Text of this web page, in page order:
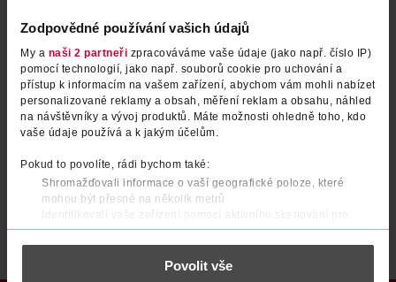
Zodpovědné používání vašich údajů
My a naši 2 partneři zpracováváme vaše údaje (jako např. číslo IP)
pomocí technologií, jako např. souborů cookie pro uchování a
přístup k informacím na vašem zařízení, abychom vám mohli nabízet
personalizované reklamy a obsah, měření reklam a obsahu, náhled
na návštěvníky a vývoj produktů. Máte možnosti ohledně toho, kdo
vaše údaje používá a k jakým účelům.
Pokud to povolíte, rádi bychom také:
Shromažďovali informace o vaší geografické poloze, které
mohou být přesné na několik metrů
Identifikovali vaše zařízení pomocí aktivního skenování pro
konkrétní charakteristiky (otisk prstu)
Zjistěte více o tom, jak zpracováváme vaše osobní údaje, a nastavte
části s podrobnostmi . Svůj souhlas můžete kdykoliv
Povolit vše
Po registraci se stáváte členem ROSSMANN CLUBu a můžete čerpat výhody naplno. Zjistit více